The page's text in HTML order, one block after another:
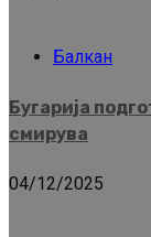
Балкан
Бугарија
смирува
04/12/2025